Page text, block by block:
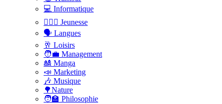
💻 Informatique
🤸🏽‍♀️ Jeunesse
🗣 Langues
🥂 Loisirs
🧑‍💼 Management
🎎 Manga
📣 Marketing
🎶 Musique
🌳Nature
🧑‍🏫 Philosophie